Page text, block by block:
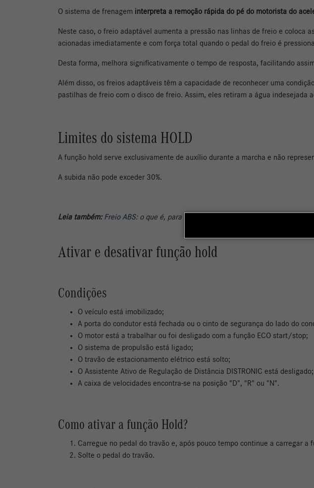
O sistema de frenagem interpreta a remoção rápida do pé do motorista do
Neste caso, o freio adaptável aumenta a pressão nas linhas de freio e coloca
acionadas imediatamente e com força total quando o pedal do freio é
Desta forma, melhora significativamente o tempo de resposta, facilitando
Além disso, os freios adaptáveis ​​têm a capacidade de reconhecer uma
pastilhas de freio com o disco de freio. Assim, eles retiram a água indesejada
Limites do sistema HOLD
A função hold serve exclusivamente de auxílio durante a marcha e não
A subida não pode exceder 30%.
Leia também: Freio ABS: o que é, para que serve e como utilizá-lo corretamente
Ativar e desativar função hold
Condições
O veículo está imobilizado;
A porta do condutor está fechada ou o cinto de segurança do lado do
O motor está a trabalhar ou foi desligado com a função ECO start/stop;
O sistema de propulsão está ligado;
O travão de estacionamento elétrico está solto;
O Assistente Ativo de Regulação de Distância DISTRONIC está desligado;
A caixa de velocidades encontra-se na posição "D", "R" ou "N".
Como ativar a função Hold?
Carregue no pedal do travão e, após pouco tempo continue a carregar
Solte o pedal do travão.